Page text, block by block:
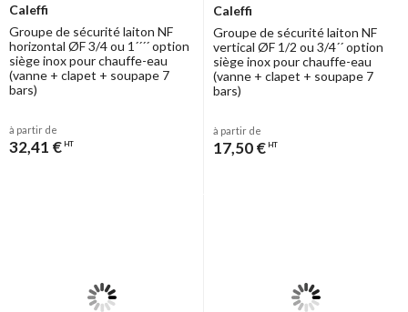
Caleffi
Groupe de sécurité laiton NF
horizontal ØF 3/4 ou 1´´´´ option
siège inox pour chauffe-eau
(vanne + clapet + soupape 7
bars)
à partir de
32,41 € HT
Caleffi
Groupe de sécurité laiton NF
vertical ØF 1/2 ou 3/4´´ option
siège inox pour chauffe-eau
(vanne + clapet + soupape 7
bars)
à partir de
17,50 € HT